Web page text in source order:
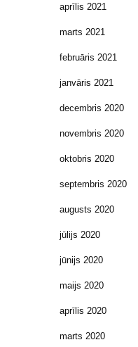
aprīlis 2021
marts 2021
februāris 2021
janvāris 2021
decembris 2020
novembris 2020
oktobris 2020
septembris 2020
augusts 2020
jūlijs 2020
jūnijs 2020
maijs 2020
aprīlis 2020
marts 2020